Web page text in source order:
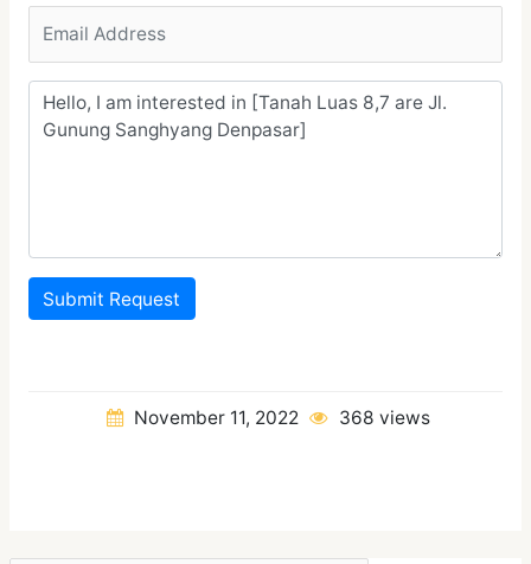
Submit Request
November 11, 2022 368 views